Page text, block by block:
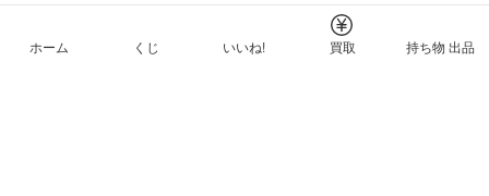
ホーム くじ いいね! 買取 持ち物 出品